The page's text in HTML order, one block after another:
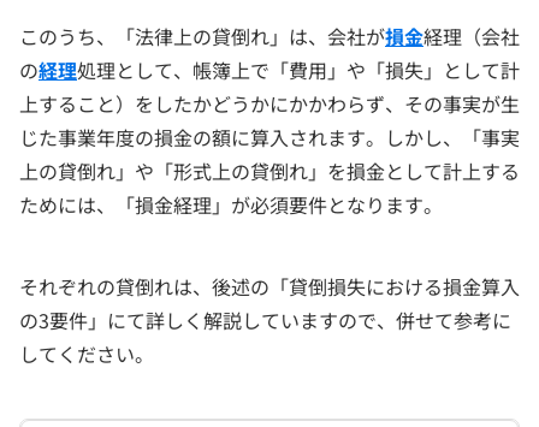
このうち、「法律上の貸倒れ」は、会社が損金経理（会社
の経理処理として、帳簿上で「費用」や「損失」として計
上すること）をしたかどうかにかかわらず、その事実が生
じた事業年度の損金の額に算入されます。しかし、「事実
上の貸倒れ」や「形式上の貸倒れ」を損金として計上する
ためには、「損金経理」が必須要件となります。
それぞれの貸倒れは、後述の「貸倒損失における損金算入
の3要件」にて詳しく解説していますので、併せて参考に
してください。